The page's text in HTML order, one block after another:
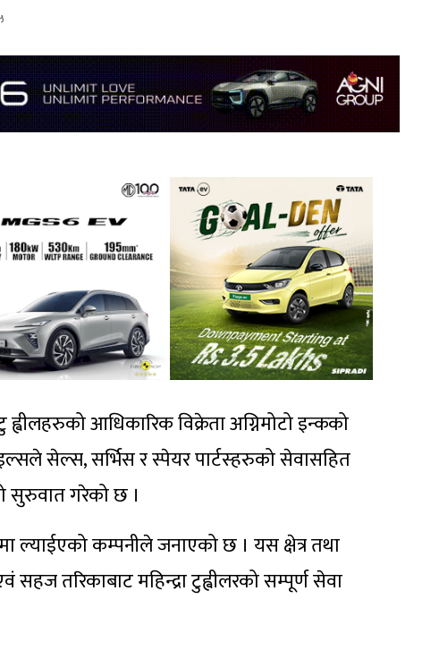
ह्वीलहरुको आधिकारिक विक्रेता अग्निमोटो इन्कको
सेल्स, सर्भिस र स्पेयर पार्टस्हरुको सेवासहित
सुरुवात गरेको छ ।
कम्पनीले जनाएको छ । यस क्षेत्र तथा
तरिकाबाट महिन्द्रा टुह्वीलरको सम्पूर्ण सेवा